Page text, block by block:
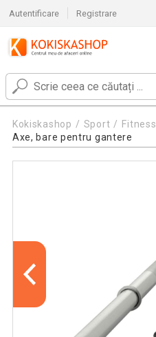
Autentificare Registrare
Kokiskashop Sport Fitness
Axe, bare pentru gantere